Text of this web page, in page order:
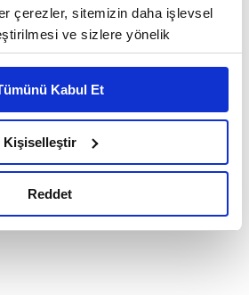
çerezler, sitemizin daha işlevsel
ve sizlere yönelik
yapılması, amaçlarıyla
çerez paneli vasıtasıyla
ilişkin detaylı bilgi için
Çerez Bilgilendirme
kapsamında
Kabul Et
Kişiselleştir
Reddet